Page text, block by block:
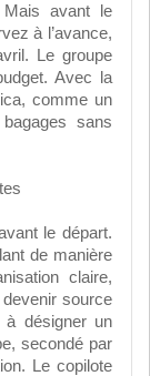
avant le
à l’avance,
Le groupe
Avec la
comme un
sans
le départ.
de manière
claire,
source
à désigner un
secondé par
Le copilote